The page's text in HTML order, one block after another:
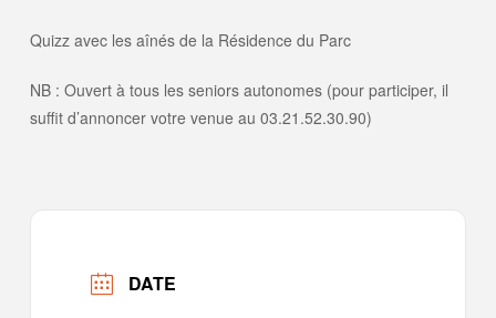
Quizz avec les aînés de la Résidence du Parc
NB : Ouvert à tous les seniors autonomes (pour participer, il
suffit d’annoncer votre venue au 03.21.52.30.90)
DATE